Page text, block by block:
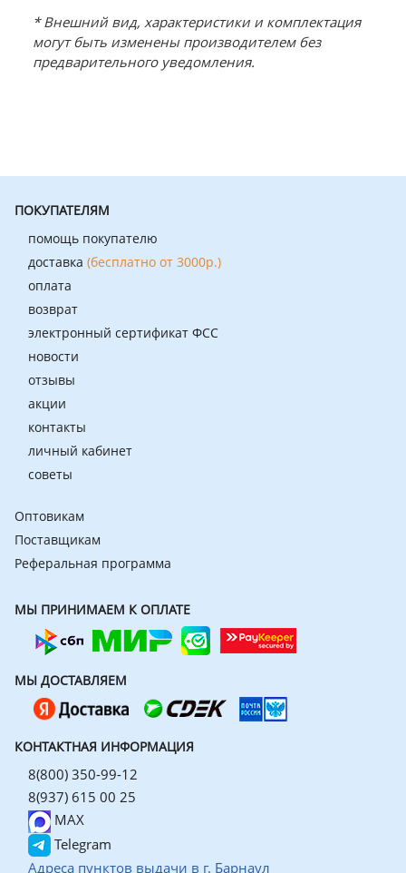
* Внешний вид, характеристики и комплектация
могут быть изменены производителем без
предварительного уведомления.
ПОКУПАТЕЛЯМ
помощь покупателю
доставка (бесплатно от 3000р.)
оплата
возврат
электронный сертификат ФСС
новости
отзывы
акции
контакты
личный кабинет
советы
Оптовикам
Поставщикам
Реферальная программа
МЫ ПРИНИМАЕМ К ОПЛАТЕ
МЫ ДОСТАВЛЯЕМ
КОНТАКТНАЯ ИНФОРМАЦИЯ
8(800) 350-99-12
8(937) 615 00 25
MAX
Telegram
Адреса пунктов выдачи в г. Барнаул